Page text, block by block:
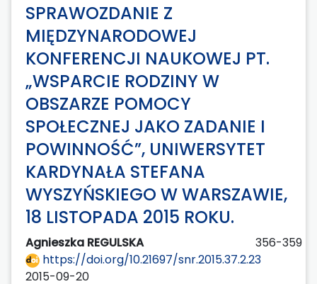
SPRAWOZDANIE Z
MIĘDZYNARODOWEJ
KONFERENCJI NAUKOWEJ PT.
„WSPARCIE RODZINY W
OBSZARZE POMOCY
SPOŁECZNEJ JAKO ZADANIE I
POWINNOŚĆ”, UNIWERSYTET
KARDYNAŁA STEFANA
WYSZYŃSKIEGO W WARSZAWIE,
18 LISTOPADA 2015 ROKU.
Agnieszka REGULSKA
356-359
https://doi.org/10.21697/snr.2015.37.2.23
2015-09-20